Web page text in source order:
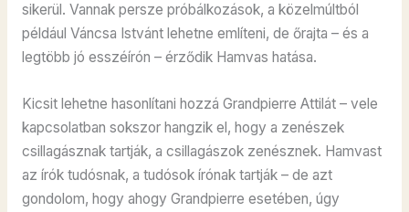
sikerül. Vannak persze próbálkozások, a közelmúltból
például Váncsa Istvánt lehetne említeni, de őrajta – és a
legtöbb jó esszéírón – érződik Hamvas hatása.
Kicsit lehetne hasonlítani hozzá Grandpierre Attilát – vele
kapcsolatban sokszor hangzik el, hogy a zenészek
csillagásznak tartják, a csillagászok zenésznek. Hamvast
az írók tudósnak, a tudósok írónak tartják – de azt
gondolom, hogy ahogy Grandpierre esetében, úgy